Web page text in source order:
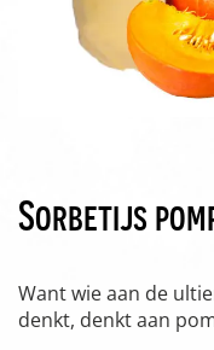
Sorbetijs
Want wie aan de
denkt, denkt aan